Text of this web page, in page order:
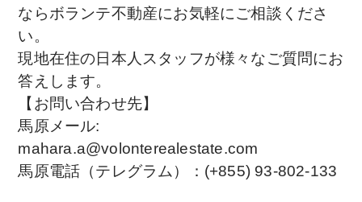
ならボランテ不動産にお気軽にご相談くださ
い。
現地在住の日本人スタッフが様々なご質問にお
答えします。
【お問い合わせ先】
馬原メール:
mahara.a@volonterealestate.com
馬原電話（テレグラム）：(+855) 93-802-133